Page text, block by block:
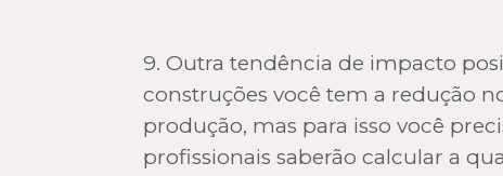
9. Outra tendência de impacto
construções você tem a redução
produção, mas para isso você
profissionais saberão calcular a